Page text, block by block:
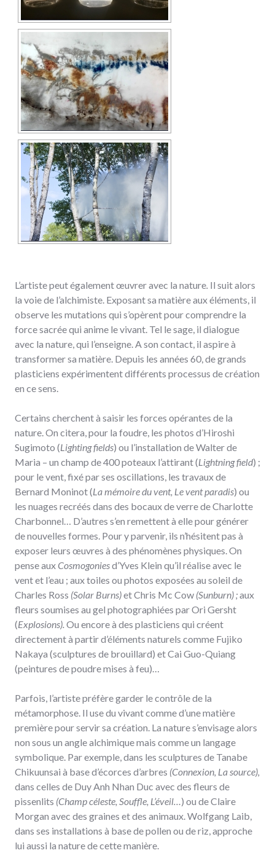
L’artiste peut également œuvrer avec la nature. Il suit alors
la voie de l’alchimiste. Exposant sa matière aux éléments, il
observe les mutations qui s’opèrent pour comprendre la
force sacrée qui anime le vivant. Tel le sage, il dialogue
avec la nature, qui l’enseigne. A son contact, il aspire à
transformer sa matière. Depuis les années 60, de grands
plasticiens expérimentent différents processus de création
en ce sens.
Certains cherchent à saisir les forces opérantes de la
nature. On citera, pour la foudre, les photos d’Hiroshi
Sugimoto (Lighting fields) ou l’installation de Walter de
Maria – un champ de 400 poteaux l’attirant (Lightning field) ;
pour le vent, fixé par ses oscillations, les travaux de
Bernard Moninot (La mémoire du vent, Le vent paradis) ou
les nuages recréés dans des bocaux de verre de Charlotte
Charbonnel… D’autres s’en remettent à elle pour générer
de nouvelles formes. Pour y parvenir, ils n’hésitent pas à
exposer leurs œuvres à des phénomènes physiques. On
pense auxCosmogoniesd’Yves Klein qu’il réalise avec le
vent et l’eau ; aux toiles ou photos exposées au soleil de
Charles Ross (Solar Burns)et Chris Mc Cow (Sunburn) ;aux
fleurs soumises au gel photographiées par Ori Gersht
(Explosions). Ou encore à des plasticiens qui créent
directement à partir d’éléments naturels comme Fujiko
Nakaya (sculptures de brouillard) et Cai Guo-Quiang
(peintures de poudre mises à feu)…
Parfois, l’artiste préfère garder le contrôle de la
métamorphose. Il use du vivant comme d’une matière
première pour servir sa création. La nature s’envisage alors
non sous un angle alchimique mais comme un langage
symbolique. Par exemple, dans les sculptures de Tanabe
Chikuunsai à base d’écorces d’arbres (Connexion, La source),
dans celles de Duy Anh Nhan Duc avec des fleurs de
pissenlits (Champ céleste, Souffle, L’éveil…) ou de Claire
Morgan avec des graines et des animaux. Wolfgang Laib,
dans ses installations à base de pollen ou de riz, approche
lui aussi la nature de cette manière.